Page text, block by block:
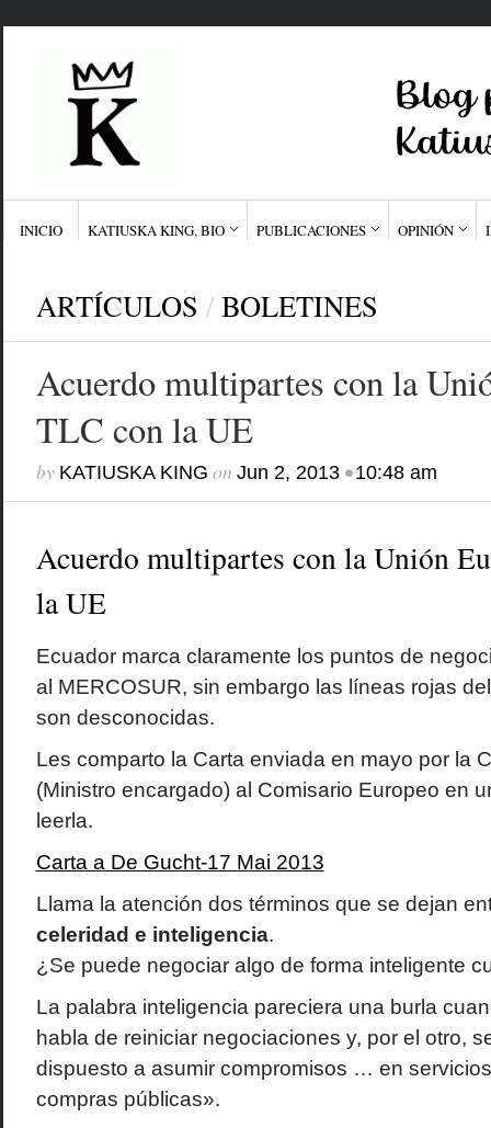
INICIO KATIUSKA KING, BIO PUBLICACIONES OPINIÓN
ARTÍCULOS / BOLETINES
Acuerdo multipartes con la
TLC con la UE
by KATIUSKA KING on Jun 2, 2013•10:48 am
Acuerdo multipartes con la Unión
la UE
Ecuador marca claramente los puntos de
al MERCOSUR, sin embargo las líneas rojas
son desconocidas.
Les comparto la Carta enviada en mayo por la
(Ministro encargado) al Comisario Europeo en
leerla.
Carta a De Gucht-17 Mai 2013
Llama la atención dos términos que se dejan
celeridad e inteligencia.
¿Se puede negociar algo de forma inteligente
La palabra inteligencia pareciera una burla
habla de reiniciar negociaciones y, por el otro,
dispuesto a asumir compromisos … en
compras públicas».